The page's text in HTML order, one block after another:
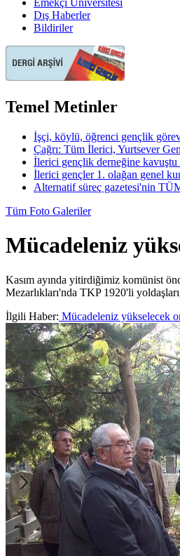
Dış Haberler
Bildiriler
Temel Metinler
İşçi, köylü, öğrenci gençlik görev
Çağrı: Tüm İlerici, Yurtsever
İlerici gençlik derneğine
İlerici gençler 1. olağan genel
Alternatif süreç gazetesi'nin
Tüm Foto Galeriler
Mücadeleniz
Kasım ayında yitirdiğimiz komünist
Mezarlıkları'nda TKP 1920'li
İlgili Haber: Mücadeleniz yükselecek